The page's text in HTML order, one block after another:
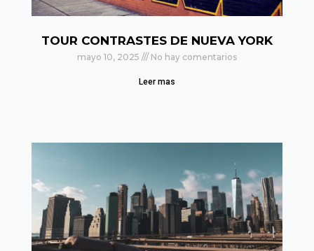
TOUR CONTRASTES DE NUEVA YORK
mayo 10, 2025 No hay comentarios
Leer mas